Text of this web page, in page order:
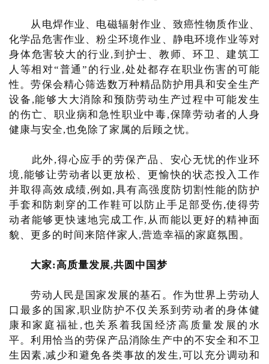
从电焊作业、电磁辐射作业、致癌性物质作业、
化学品危害作业、粉尘环境作业、静电环境作业等对
身体危害较大的行业,到护士、教师、环卫、建筑工
人等相对“普通”的行业,处处都存在职业伤害的可能
性。劳保会精心筛选数万种精品防护用具和安全生产
设备,能够大大消除和预防劳动生产过程中可能发生
的伤亡、职业病和急性职业中毒,保障劳动者的人身
健康与安全,也免除了家属的后顾之忧。
此外,得心应手的劳保产品、安心无忧的作业环
境,能够让劳动者以更放松、更愉快的状态投入工作
并取得高效成绩,例如,具有高强度防切割性能的防护
手套和防刺穿的工作鞋可以防止手足部受伤,使得劳
动者能够更快速地完成工作,从而能以更好的精神面
貌、更多的时间来陪伴家人,营造幸福的家庭氛围。
大家:高质量发展,共圆中国梦
劳动人民是国家发展的基石。作为世界上劳动人
口最多的国家,职业防护不仅关系到劳动者的身体健
康和家庭福祉,也关系着我国经济高质量发展的水
平。利用恰当的劳保产品消除生产中的不安全和不卫
生因素,减少和避免各类事故的发生,可以充分调动和